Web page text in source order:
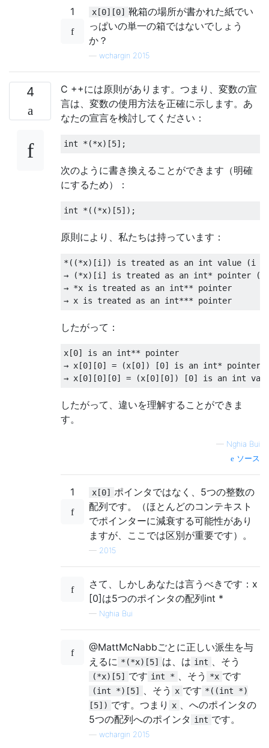
1 x[0][0] 靴箱の場所が​​書かれた紙でい
っぱいの単一の箱ではないでしょう
か？
wchargin 2015
4
C ++には原則があります。つまり、変数の宣
言は、変数の使用方法を正確に示します。あ
なたの宣言を検討してください：
int *(*x)[5];
次のように書き換えることができます（明確
にするため）：
int *((*x)[5]);
原則により、私たちは持っています：
*((*x)[i ]) is treated as an int value (i
→
(*x)[i ] is treated as an int* pointer (
→ *x is treated as an int**
→ x is treated as an int*** pointer
したがって：
x [0] is an int**
→ x [0][0] = (x [0]) [0] is an int*
→ x [0][0][0] = (x [0][0]) [0] is an int
したがって、違いを理解することができま
す。
— Nghia Bui
ソース
1 x[0] ポインタではなく、5つの整数の
配列です。（ほとんどのコンテキスト
でポインターに減衰する可能性があり
ますが、ここでは区別が重要です）。
— 2015
さて、しかしあなたは言うべきです：x
[0]は5つのポインタの配列int *
— Nghia Bui
@MattMcNabbごとに正しい派生を与
えるに *(*x)[5] は、は int 、そう
(*x)[5] です int * 、そう *x です
(int *)[5] 、そう x です *((int *)
[5]) です。つまり x 、へのポインタの
5つの配列へのポインタ int です。
wchargin 2015